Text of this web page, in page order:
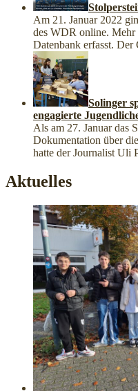
Am 21. Januar 2022
des WDR online. Mehr
Datenbank erfasst. Der
Solinger
engagierte
Als am 27. Januar das
Dokumentation über
hatte der Journalist Uli
Aktuelles